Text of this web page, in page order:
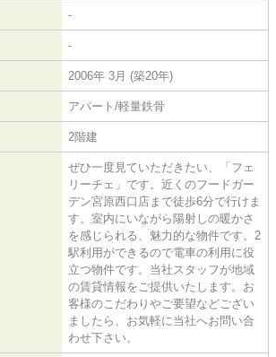
-
-
2006年 3月 (築20年)
アパート/軽量鉄骨
2階建
ぜひ一度見ていただきたい、「フェ
リーチェ」です。近くのフードガー
デン宮原西口店まで徒歩6分で行けま
す。室内にいながら陽射しの暖かさ
を感じられる、魅力的な物件です。2
駅利用ができるので電車の利用に役
立つ物件です。当社スタッフが地域
の賃貸情報をご提供いたします。お
客様のこだわりやご要望などござい
ましたら、お気軽に当社へお問い合
わせ下さい。